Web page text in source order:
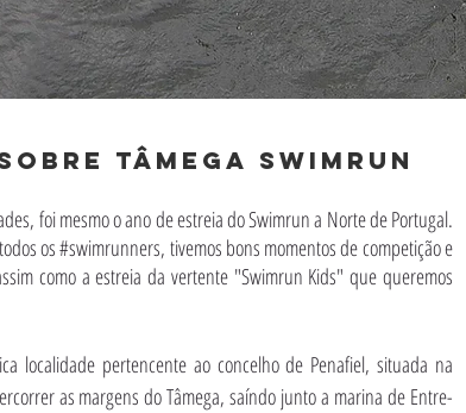
TÂMEGA SWIMRUN
foi mesmo o ano de estreia do Swimrun a Norte de Portugal.
os #swimrunners, tivemos bons momentos de competição e
como a estreia da vertente "Swimrun Kids" que queremos
localidade pertencente ao concelho de Penafiel, situada na
as margens do Tâmega, saíndo junto a marina de Entre-